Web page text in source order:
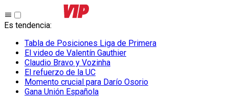
Es tendencia:
Tabla de Posiciones Liga de Primera
El video de Valentín Gauthier
Claudio Bravo y Vozinha
El refuerzo de la UC
Momento crucial para Darío Osorio
Gana Unión Española